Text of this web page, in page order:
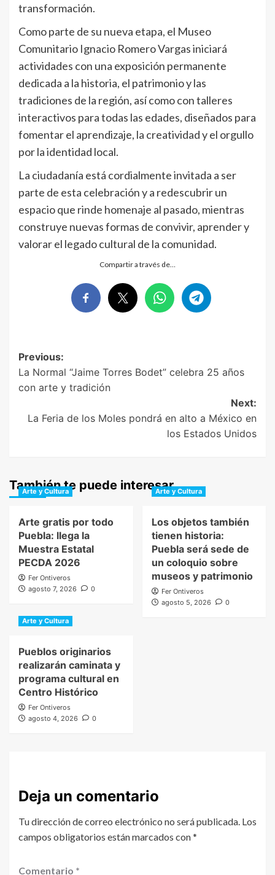
transformación.
Como parte de su nueva etapa, el Museo
Comunitario Ignacio Romero Vargas iniciará
actividades con una exposición permanente
dedicada a la historia, el patrimonio y las
tradiciones de la región, así como con talleres
interactivos para todas las edades, diseñados para
fomentar el aprendizaje, la creatividad y el orgullo
por la identidad local.
La ciudadanía está cordialmente invitada a ser
parte de esta celebración y a redescubrir un
espacio que rinde homenaje al pasado, mientras
construye nuevas formas de convivir, aprender y
valorar el legado cultural de la comunidad.
Compartir a través de…
Post
navigation
Previous:
La Normal “Jaime Torres Bodet” celebra 25 años
con arte y tradición
Next:
La Feria de los Moles pondrá en alto a México en
los Estados Unidos
También te puede interesar
Arte y Cultura
Arte gratis por todo
Puebla: llega la
Muestra Estatal
PECDA 2026
Fer Ontiveros
agosto 7, 2026
0
Arte y Cultura
Los objetos también
tienen historia:
Puebla será sede de
un coloquio sobre
museos y patrimonio
Fer Ontiveros
agosto 5, 2026
0
Arte y Cultura
Pueblos originarios
realizarán caminata y
programa cultural en
Centro Histórico
Fer Ontiveros
agosto 4, 2026
0
Deja un comentario
Tu dirección de correo electrónico no será publicada. Los
campos obligatorios están marcados con*
Comentario *